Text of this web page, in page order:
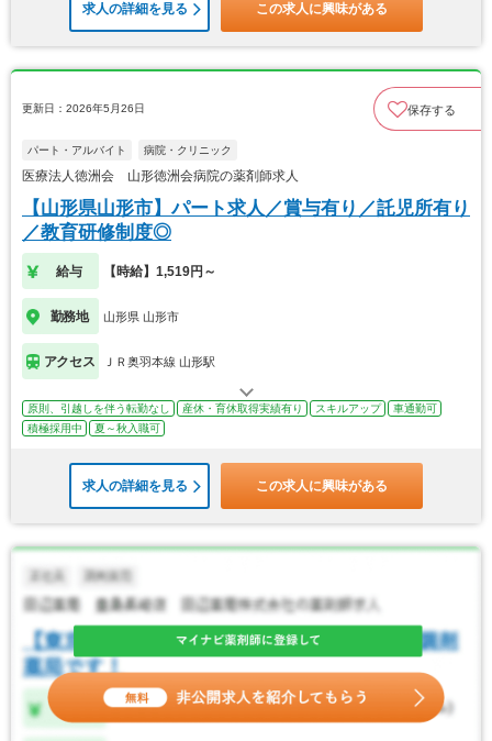
求人の詳細を見る この求人に興味がある
更新日：2026年5月26日 保存する
パート・アルバイト 病院・クリニック
医療法人徳洲会 山形徳洲会病院の薬剤師求人
【山形県山形市】パート求人／賞与有り／託児所有り
／教育研修制度◎
給与 【時給】1,519円～
勤務地 山形県 山形市
アクセス ＪＲ奥羽本線 山形駅
原則、引越しを伴う転勤なし 産休・育休取得実績有り スキルアップ
車通勤可
積極採用中
夏～秋入職可
求人の詳細を見る この求人に興味がある